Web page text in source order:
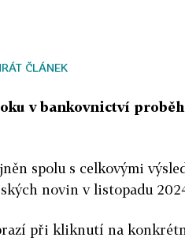
ČLÁNEK
v bankovnictví
spolu s celkovými
novin v listopadu
při kliknutí na